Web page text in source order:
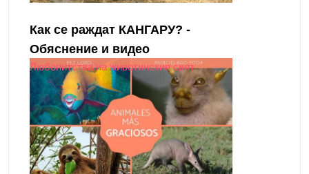
Как се раждат КАНГАРУ? -
Обяснение и видео
Любопитства на животинския свят